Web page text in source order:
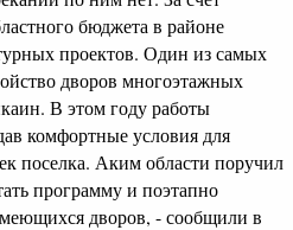
бюджета в районе
проектов. Один из самых
дворов многоэтажных
В этом году работы
комфортные условия для
поселка. Аким области поручил
программу и поэтапно
дворов, - сообщили в